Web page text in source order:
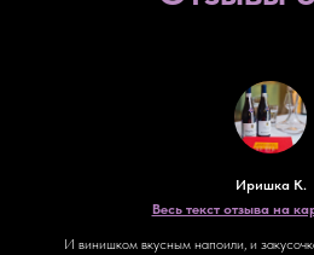
Иришка К.
Весь текст отзыва на
И винишком вкусным напоили, и